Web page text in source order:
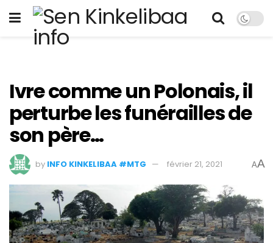
Ivre comme un Polonais, il
perturbe les funérailles de
son père…
by INFO KINKELIBAA #MTG février 21, 2021 AA